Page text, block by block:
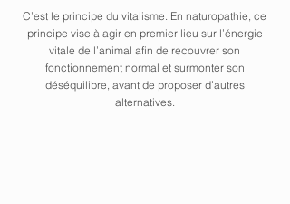
C’est le principe du vitalisme. En naturopathie, ce
principe vise à agir en premier lieu sur l’énergie
vitale de l’animal afin de recouvrer son
fonctionnement normal et surmonter son
déséquilibre, avant de proposer d’autres
alternatives.